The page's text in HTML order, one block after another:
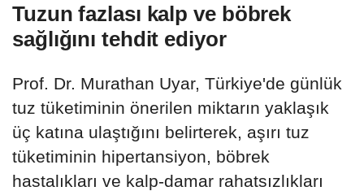
Tuzun fazlası kalp ve böbrek
sağlığını tehdit ediyor
Prof. Dr. Murathan Uyar, Türkiye'de günlük
tuz tüketiminin önerilen miktarın yaklaşık
üç katına ulaştığını belirterek, aşırı tuz
tüketiminin hipertansiyon, böbrek
hastalıkları ve kalp-damar rahatsızlıkları